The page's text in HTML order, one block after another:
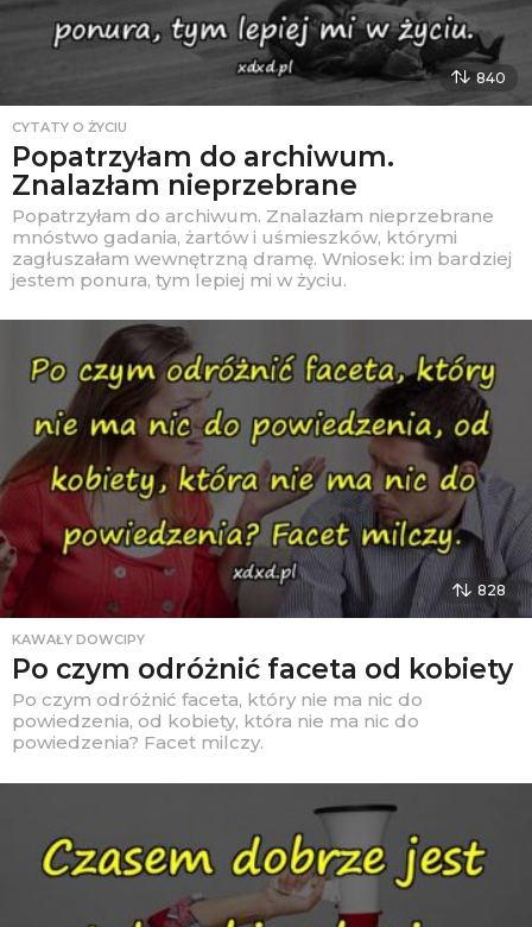
840
CYTATY O ŻYCIU
Popatrzyłam do archiwum.
Znalazłam nieprzebrane
Popatrzyłam do archiwum. Znalazłam nieprzebrane
mnóstwo gadania, żartów i uśmieszków, którymi
zagłuszałam wewnętrzną dramę. Wniosek: im bardziej
jestem ponura, tym lepiej mi w życiu.
828
KAWAŁY DOWCIPY
Po czym odróżnić faceta od kobiety
Po czym odróżnić faceta, który nie ma nic do
powiedzenia, od kobiety, która nie ma nic do
powiedzenia? Facet milczy.